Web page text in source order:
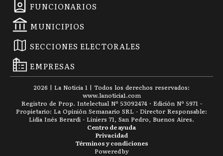
FUNCIONARIOS
MUNICIPIOS
SECCIONES ELECTORALES
EMPRESAS
2026 | La Noticia 1 | Todos los derechos reservados:
www.lanoticia1.com
Registro de Prop. Intelectual Nº 53092474 · Edición Nº 5971 -
Propietario: La Opinión Semanario SRL - Director Responsable:
Lidia Inés Berardi - Liniers 71, San Pedro, Buenos Aires.
Términos y condiciones
Privacidad
Centro de ayuda
Powered by